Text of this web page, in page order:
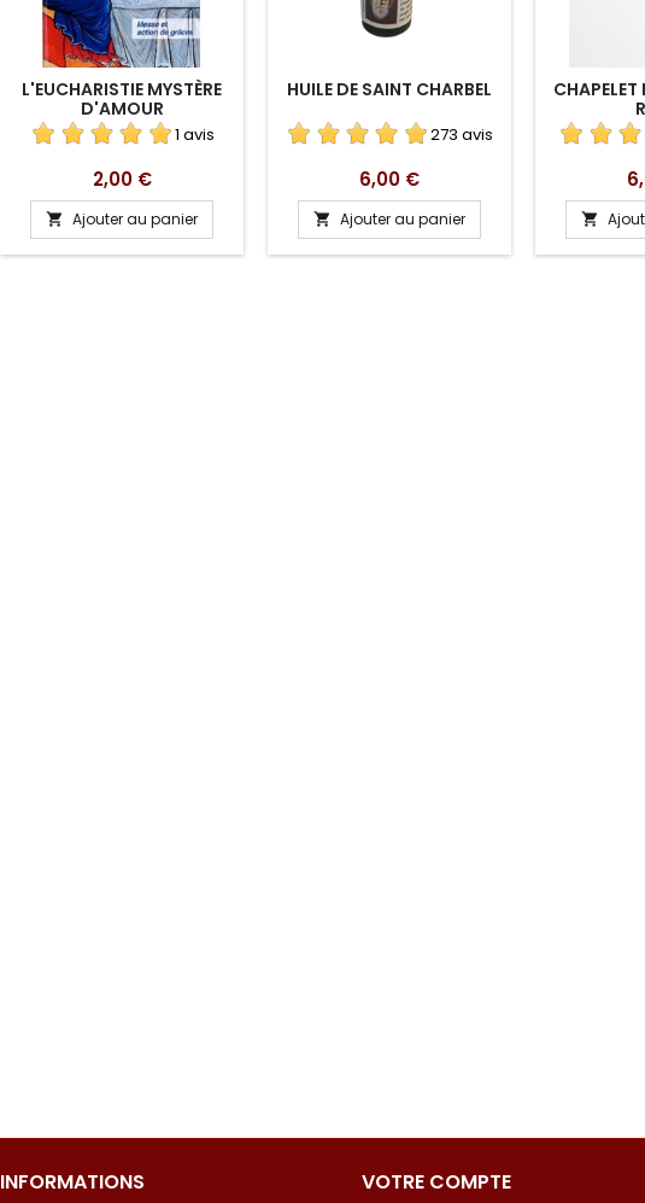
L'EUCHARISTIE MYSTÈRE
D'AMOUR
1 avis
Prix
2,00 €
 Ajouter au panier
HUILE DE SAINT CHARBEL
273 avis
Prix
6,00 €
 Ajouter au panier
CHAPELET

INFORMATIONS VOTRE COMPTE